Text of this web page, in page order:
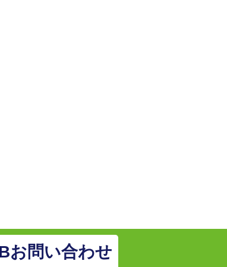
お問い合わせ